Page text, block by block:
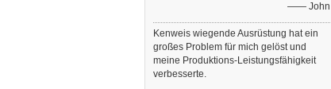
—— John
Kenweis wiegende Ausrüstung hat ein
großes Problem für mich gelöst und
meine Produktions-Leistungsfähigkeit
verbesserte.